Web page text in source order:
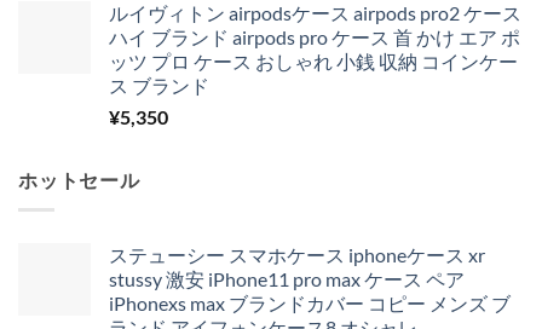
ルイヴィトン airpodsケース airpods pro2 ケース
ハイ ブランド airpods pro ケース 首 かけ エア ポ
ッツ プロ ケース おしゃれ 小銭 収納 コインケー
ス ブランド
¥5,350
ホットセール
ステューシー スマホケース iphoneケース xr
stussy 激安 iPhone11 pro max ケース ペア
iPhonexs max ブランドカバー コピー メンズ ブ